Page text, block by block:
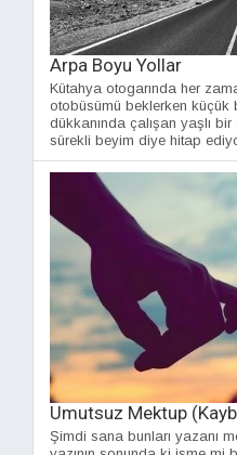
Arpa Boyu Yollar
Kütahya otogarında her
otobüsümü beklerken küçük
dükkanında çalışan yaşlı
sürekli beyim diye hitap
Umutsuz Mektup
Şimdi sana bunları yazanı